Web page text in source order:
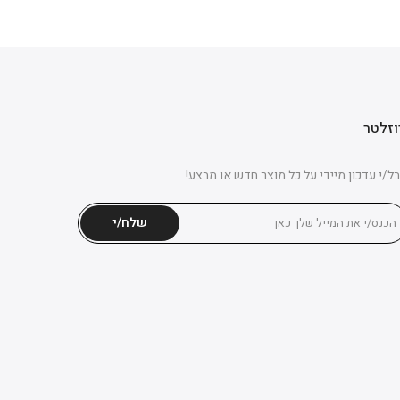
י עדכון מיידי על כל מוצר חדש או מבצע!
שלח/י